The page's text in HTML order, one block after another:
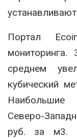
Портал
среднем
кубический
Северо-
руб. за м3.